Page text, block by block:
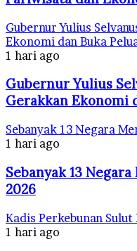
Gubernur Yulius
Ekonomi dan Buka
1 hari ago
Gubernur Yulius
Gerakkan Ekonomi
Sebanyak 13 Negara
1 hari ago
Sebanyak 13
2026
Kadis Perkebunan
1 hari ago